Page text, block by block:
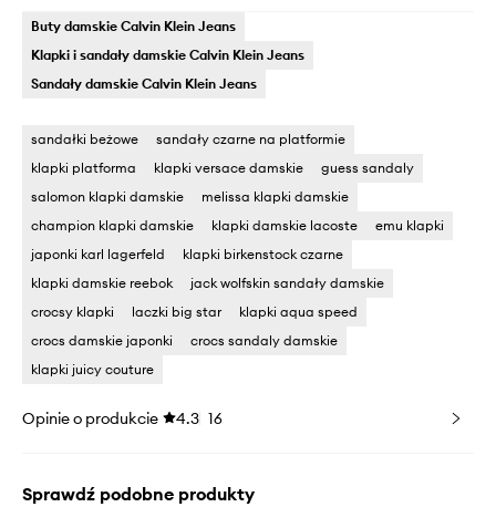
Buty damskie Calvin Klein Jeans
Klapki i sandały damskie Calvin Klein Jeans
Sandały damskie Calvin Klein Jeans
sandałki beżowe
sandały czarne na platformie
klapki platforma
klapki versace damskie
guess sandaly
salomon klapki damskie
melissa klapki damskie
champion klapki damskie
klapki damskie lacoste
emu klapki
japonki karl lagerfeld
klapki birkenstock czarne
klapki damskie reebok
jack wolfskin sandały damskie
crocsy klapki
laczki big star
klapki aqua speed
crocs damskie japonki
crocs sandaly damskie
klapki juicy couture
Opinie o produkcie 4.3 16
Sprawdź podobne produkty